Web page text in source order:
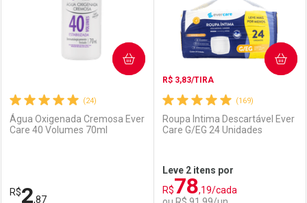
Comprar sem Desconto
Por R$ 3,19/cada
Comprar sem Desconto
Comprar sem Desconto
Por R$ 22,30/cada
(24)
Água Oxigenada Cremosa Ever
Care 40 Volumes 70ml
R$2,87
COMPRAR
(169)
R$ 3,83/TIRA
Roupa Intima Descartável Ever
Care G/EG 24 Unidades
Leve 2 itens por
R$78,19/cada
COMPRAR